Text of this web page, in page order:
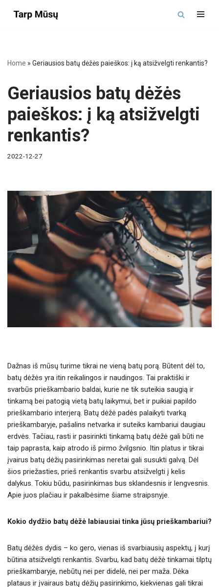
Home » Geriausios batų dėžės paieškos: į ką atsižvelgti renkantis?
Geriausios batų dėžės
paieškos: į ką atsižvelgti
renkantis?
2022-12-27
Dažnas iš mūsų turime tikrai ne vieną batų porą. Būtent dėl to,
batų dėžės yra itin reikalingos ir naudingos. Tai praktiški ir
svarbūs prieškambario baldai, kurie ne tik suteikia saugią ir
tinkamą bei patogią vietą batų laikymui, bet ir puikiai papildo
prieškambario interjerą. Batų dėžė padės palaikyti tvarką
prieškambaryje, pašalins netvarka ir suteiks kambariui daugiau
erdvės. Tačiau, rasti ir pasirinkti tinkamą batų dėžė gali būti ne
taip paprasta, kaip atrodo iš pirmo žvilgsnio. Itin platus ir tikrai
įvairus batų dėžių pasirinkimas neretai gali susukti galvą. Dėl
šios priežasties, prieš renkantis svarbu atsižvelgti į kelis
dalykus. Tokiu būdu, pasirinkimas bus sklandesnis ir lengvesnis.
Apie juos plačiau ir pakalbėsime šiame straipsnyje.
Kokio dydžio batų dėžė labiausiai tinka jūsų prieškambariui?
Batų dėžės dydis – ko gero, vienas iš svarbiausių aspektų, į kurį
būtina atsižvelgti renkantis. Svarbu, kad batų dėžė tinkamai tilptų
prieškambaryje, nebūtų nei per didelė, nei per maža. Dėka
plataus ir įvairaus batų dėžių pasirinkimo, kiekvienas gali tikrai